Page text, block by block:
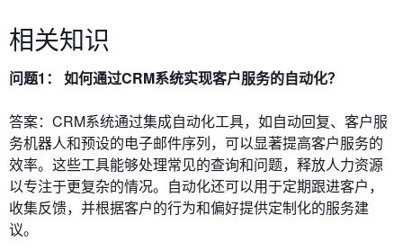
相关知识
问题1： 如何通过CRM系统实现客户服务的自动化？
答案：CRM系统通过集成自动化工具，如自动回复、客户服
务机器人和预设的电子邮件序列，可以显著提高客户服务的
效率。这些工具能够处理常见的查询和问题，释放人力资源
以专注于更复杂的情况。自动化还可以用于定期跟进客户，
收集反馈，并根据客户的行为和偏好提供定制化的服务建
议。